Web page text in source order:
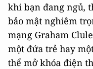
khi bạn đang ngủ,
bảo mật nghiêm
mạng Graham
một đứa trẻ hay
thể mở khóa điện